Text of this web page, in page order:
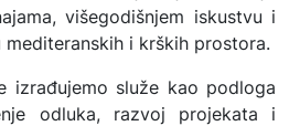
višegodišnjem iskustvu i
i krških prostora.
izrađujemo služe kao podloga
odluka, razvoj projekata i